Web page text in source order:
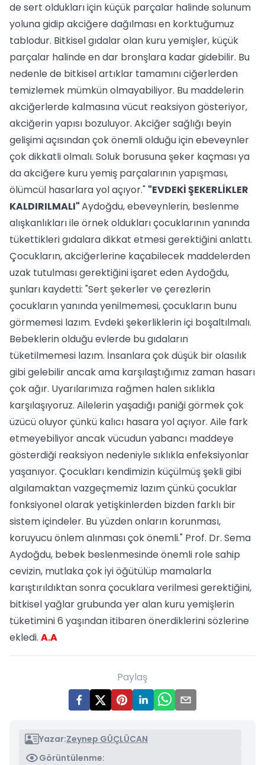
de sert oldukları için küçük parçalar halinde solunum
yoluna gidip akciğere dağılması en korktuğumuz
tablodur. Bitkisel gıdalar olan kuru yemişler, küçük
parçalar halinde en dar bronşlara kadar gidebilir. Bu
nedenle de bitkisel artıklar tamamını ciğerlerden
temizlemek mümkün olmayabiliyor. Bu maddelerin
akciğerlerde kalmasına vücut reaksiyon gösteriyor,
akciğerin yapısı bozuluyor. Akciğer sağlığı beyin
gelişimi açısından çok önemli olduğu için ebeveynler
çok dikkatli olmalı. Soluk borusuna şeker kaçması ya
da akciğere kuru yemiş parçalarının yapışması,
ölümcül hasarlara yol açıyor." "EVDEKİ ŞEKERLİKLER
KALDIRILMALI"Aydoğdu, ebeveynlerin, beslenme
alışkanlıkları ile örnek oldukları çocuklarının yanında
tükettikleri gıdalara dikkat etmesi gerektiğini anlattı.
Çocukların, akciğerlerine kaçabilecek maddelerden
uzak tutulması gerektiğini işaret eden Aydoğdu,
şunları kaydetti: "Sert şekerler ve çerezlerin
çocukların yanında yenilmemesi, çocukların bunu
görmemesi lazım. Evdeki şekerliklerin içi boşaltılmalı.
Bebeklerin olduğu evlerde bu gıdaların
tüketilmemesi lazım. İnsanlara çok düşük bir olasılık
gibi gelebilir ancak ama karşılaştığımız zaman hasarı
çok ağır. Uyarılarımıza rağmen halen sıklıkla
karşılaşıyoruz. Ailelerin yaşadığı paniği görmek çok
üzücü oluyor çünkü kalıcı hasara yol açıyor. Aile fark
etmeyebiliyor ancak vücudun yabancı maddeye
gösterdiği reaksiyon nedeniyle sıklıkla enfeksiyonlar
yaşanıyor. Çocukları kendimizin küçülmüş şekli gibi
algılamaktan vazgeçmemiz lazım çünkü çocuklar
fonksiyonel olarak yetişkinlerden bizden farklı bir
sistem içindeler. Bu yüzden onların korunması,
koruyucu önlem alınması çok önemli." Prof. Dr. Sema
Aydoğdu, bebek beslenmesinde önemli role sahip
cevizin, mutlaka çok iyi öğütülüp mamalarla
karıştırıldıktan sonra çocuklara verilmesi gerektiğini,
bitkisel yağlar grubunda yer alan kuru yemişlerin
tüketimini 6 yaşından itibaren önerdiklerini sözlerine
ekledi. A.A
Paylaş
Yazar:Zeynep GÜÇLÜCAN
Görüntülenme: